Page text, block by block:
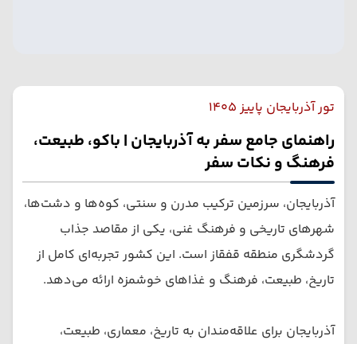
تور آذربایجان پاییز 1405
راهنمای جامع سفر به آذربایجان | باکو، طبیعت،
فرهنگ و نکات سفر
آذربایجان، سرزمین ترکیب مدرن و سنتی، کوه‌ها و دشت‌ها،
شهرهای تاریخی و فرهنگ غنی، یکی از مقاصد جذاب
گردشگری منطقه قفقاز است. این کشور تجربه‌ای کامل از
تاریخ، طبیعت، فرهنگ و غذاهای خوشمزه ارائه می‌دهد.
آذربایجان برای علاقه‌مندان به تاریخ، معماری، طبیعت،